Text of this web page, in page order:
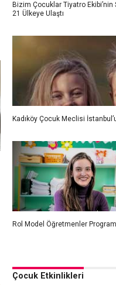
Bizim Çocuklar Tiyatro
21 Ülkeye Ulaştı
Kadıköy Çocuk Meclisi
Rol Model Öğretmenler
Çocuk Etkinlikleri